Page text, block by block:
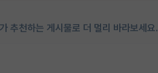
추천하는 게시물로 더 멀리 바라보세요.